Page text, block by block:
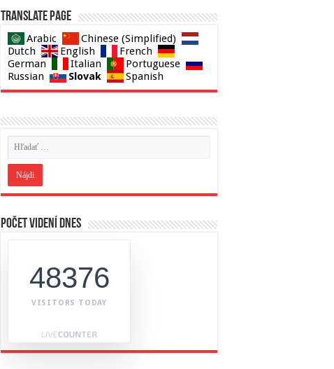
Translate page
Arabic
Chinese (Simplified)
Dutch
English
French
German
Italian
Portuguese
Russian
Slovak Spanish
Počet videní dnes
48376
VISITORS TODAY